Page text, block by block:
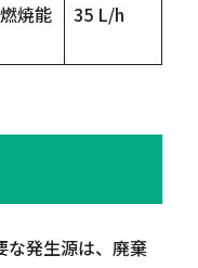
焼能
35 L/h
な発生源は、廃棄